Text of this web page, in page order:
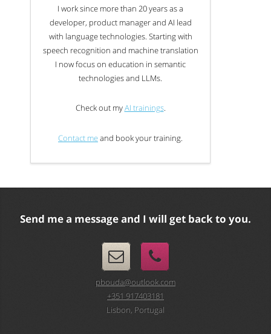
I work since more than 20 years as a
developer, product manager and AI lead
with language technologies. Starting with
speech recognition and machine translation
I now focus on education in semantic
technologies and LLMs.
Check out myAI trainings.
Contact meand book your training.
Send me a message and I will get back to you.
pbouda@outlook.com
+351 917403181
Lisbon, Portugal